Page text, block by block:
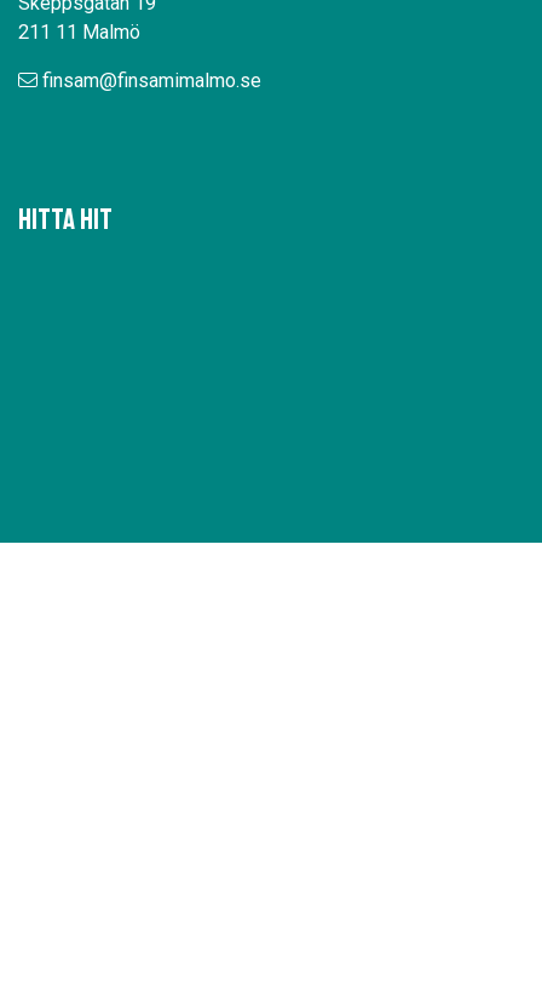
211 11 Malmö
finsam@finsamimalmo.se
Hitta hit